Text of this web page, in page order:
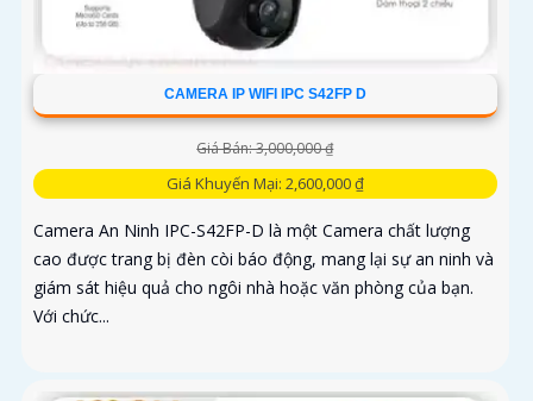
CAMERA IP WIFI IPC S42FP D
Giá Bán: 3,000,000 ₫
Giá Khuyến Mại: 2,600,000 ₫
Camera An Ninh IPC-S42FP-D là một Camera chất lượng
cao được trang bị đèn còi báo động, mang lại sự an ninh và
giám sát hiệu quả cho ngôi nhà hoặc văn phòng của bạn.
Với chức...